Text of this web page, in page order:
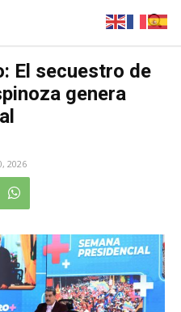
El secuestro de
genera
2026